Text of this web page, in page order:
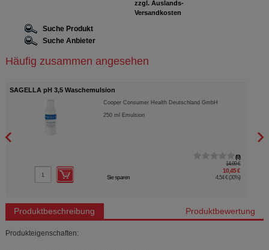
zzgl. Auslands-
Versandkosten
Suche Produkt
Suche Anbieter
Häufig zusammen angesehen
SAGELLA pH 3,5 Waschemulsion
Cooper Consumer Health Deutschland GmbH
250ml Emulsion
0
14,99 €
10,45 €
Sie sparen 4,54 € (30%)
Produktbeschreibung Produktbewertung
Produkteigenschaften: